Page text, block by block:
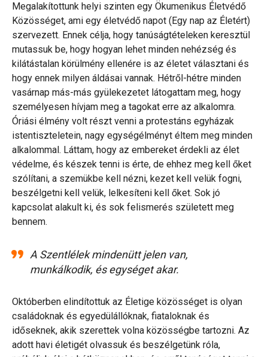
Megalakítottunk helyi szinten egy Ökumenikus Életvédő
Közösséget, ami egy életvédő napot (Egy nap az Életért)
szervezett. Ennek célja, hogy tanúságtételeken keresztül
mutassuk be, hogy hogyan lehet minden nehézség és
kilátástalan körülmény ellenére is az életet választani és
hogy ennek milyen áldásai vannak. Hétről-hétre minden
vasárnap más-más gyülekezetet látogattam meg, hogy
személyesen hívjam meg a tagokat erre az alkalomra.
Óriási élmény volt részt venni a protestáns egyházak
istentiszteletein, nagy egységélményt éltem meg minden
alkalommal. Láttam, hogy az embereket érdekli az élet
védelme, és készek tenni is érte, de ehhez meg kell őket
szólítani, a szemükbe kell nézni, kezet kell velük fogni,
beszélgetni kell velük, lelkesíteni kell őket. Sok jó
kapcsolat alakult ki, és sok felismerés született meg
bennem.
A Szentlélek mindenütt jelen van,
munkálkodik, és egységet akar.
Októberben elindítottuk az Életige közösséget is olyan
családoknak és egyedülállóknak, fiataloknak és
időseknek, akik szerettek volna közösségbe tartozni. Az
adott havi életigét olvassuk és beszélgetünk róla,